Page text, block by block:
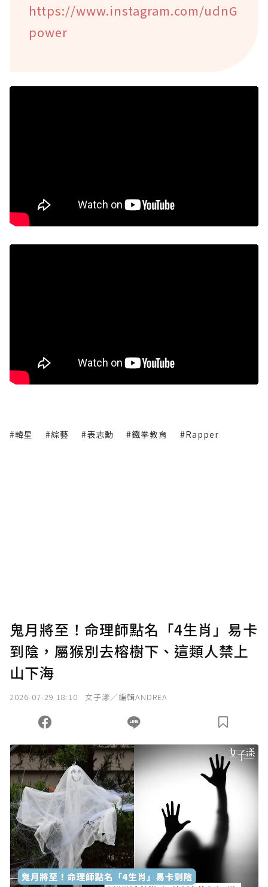
https://www.instagram.com/udnG
power
#韓星 #綜藝 #表志勳 #鐵拳教育 #Rapper
鬼月將至！命理師點名「4生肖」易卡
到陰，屬猴別去榕樹下、這類人禁上
山下海
2026-07-29 18:10 女子漾／編輯ANDREA